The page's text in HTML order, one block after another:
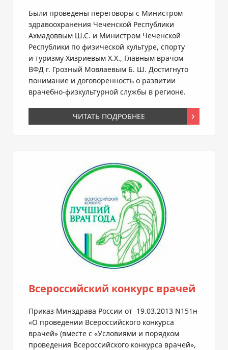
Были проведены переговоры с Министром
здравоохранения Чеченской Республики
Ахмадоввым Ш.С. и Министром Чеченской
Республики по физической культуре, спорту
и туризму Хизриевым Х.Х., Главным врачом
ВФД г. Грозный Мовлаевым Б. Ш. Достигнуто
понимание и договоренность о развитии
врачебно-физкультурной службы в регионе.
ЧИТАТЬ ПОДРОБНЕЕ
Всероссийский конкурс врачей
Приказ Минздрава России от 19.03.2013 N151н
«О проведении Всероссийского конкурса
врачей» (вместе с «Условиями и порядком
проведения Всероссийского конкурса врачей»,